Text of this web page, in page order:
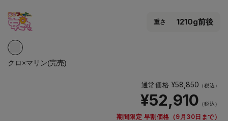
重さ 1210g前後
クロ×マリン(完売)
通常価格¥58,850（税込）
¥52,910 （税込）
期間限定 早割価格（9月30日まで）